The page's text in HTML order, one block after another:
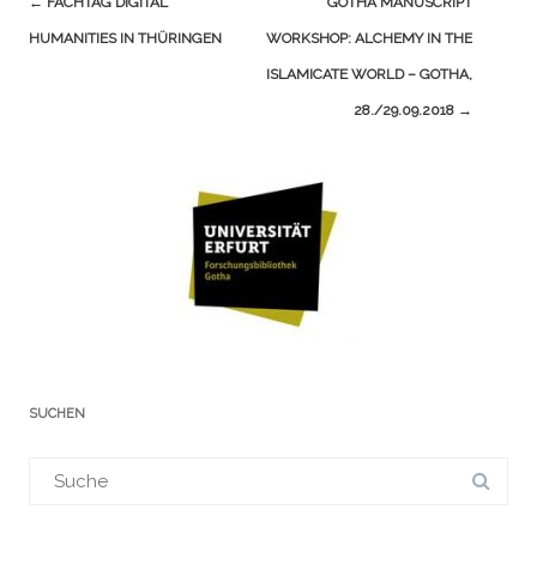
(Beiträge)
HUMANITIES IN THÜRINGEN WORKSHOP: ALCHEMY IN THE
ISLAMICATE WORLD – GOTHA,
28./29.09.2018 →
SUCHEN
für: